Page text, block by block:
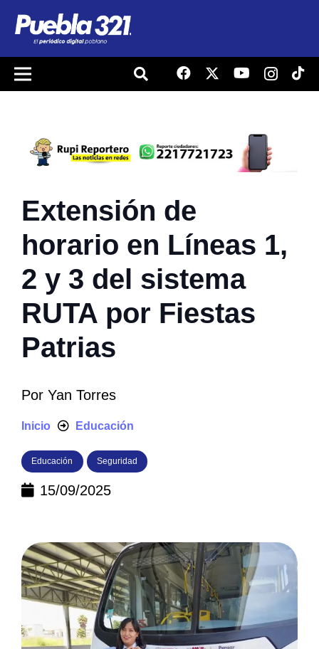
Extensión de
horario en Líneas 1,
2 y 3 del sistema
RUTA por Fiestas
Patrias
Por Yan Torres
Inicio Educación
Educación Seguridad
15/09/2025